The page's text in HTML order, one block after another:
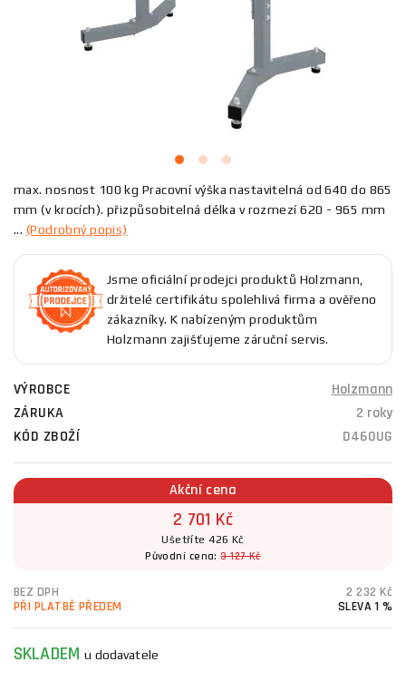
max. nosnost 100 kg Pracovní výška nastavitelná od 640 do 865
mm (v krocích). přizpůsobitelná délka v rozmezí 620 - 965 mm
... (Podrobný popis)
Jsme oficiální prodejci produktů Holzmann,
držitelé certifikátu spolehlivá firma a ověřeno
zákazníky. K nabízeným produktům
Holzmann zajišťujeme záruční servis.
VÝROBCE
Holzmann
ZÁRUKA
2 roky
KÓD ZBOŽÍ
D460UG
Akční cena
2 701 Kč
Ušetříte 426 Kč
Původní cena:3 127 Kč
BEZ DPH
2 232 Kč
PŘI PLATBĚ PŘEDEM
SLEVA 1 %
SKLADEMu dodavatele